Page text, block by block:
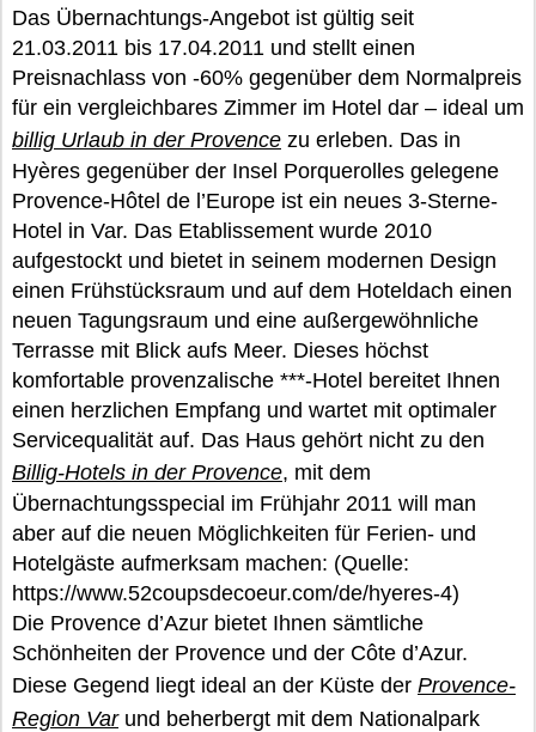
Das Übernachtungs-Angebot ist gültig seit
21.03.2011 bis 17.04.2011 und stellt einen
Preisnachlass von -60% gegenüber dem Normalpreis
für ein vergleichbares Zimmer im Hotel dar – ideal um
billig Urlaub in der Provence zu erleben. Das in
Hyères gegenüber der Insel Porquerolles gelegene
Provence-Hôtel de l’Europe ist ein neues 3-Sterne-
Hotel in Var. Das Etablissement wurde 2010
aufgestockt und bietet in seinem modernen Design
einen Frühstücksraum und auf dem Hoteldach einen
neuen Tagungsraum und eine außergewöhnliche
Terrasse mit Blick aufs Meer. Dieses höchst
komfortable provenzalische ***-Hotel bereitet Ihnen
einen herzlichen Empfang und wartet mit optimaler
Servicequalität auf. Das Haus gehört nicht zu den
Billig-Hotels in der Provence, mit dem
Übernachtungsspecial im Frühjahr 2011 will man
aber auf die neuen Möglichkeiten für Ferien- und
Hotelgäste aufmerksam machen: (Quelle:
https://www.52coupsdecoeur.com/de/hyeres-4)
Die Provence d’Azur bietet Ihnen sämtliche
Schönheiten der Provence und der Côte d’Azur.
Diese Gegend liegt ideal an der Küste der Provence-
Region Varund beherbergt mit dem Nationalpark